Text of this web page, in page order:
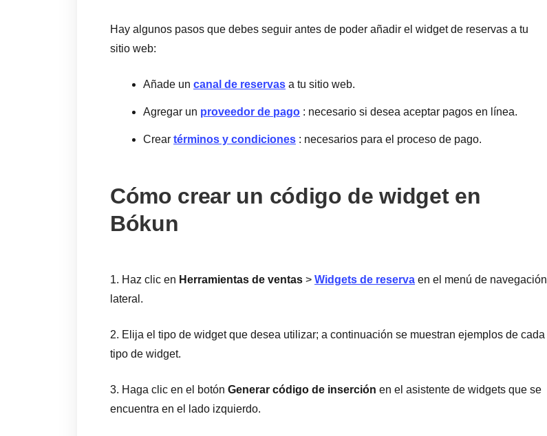
Hay algunos pasos que debes seguir antes de poder añadir el widget de reservas a tu
sitio web:
Añade un canal de reservas a tu sitio web.
Agregar un proveedor de pago : necesario si desea aceptar pagos en línea.
Crear términos y condiciones : necesarios para el proceso de pago.
Cómo crear un código de widget en
Bókun
1. Haz clic en Herramientas de ventas > Widgets de reserva en el menú de navegación
lateral.
2. Elija el tipo de widget que desea utilizar; a continuación se muestran ejemplos de cada
tipo de widget.
3. Haga clic en el botón Generar código de inserción en el asistente de widgets que se
encuentra en el lado izquierdo.